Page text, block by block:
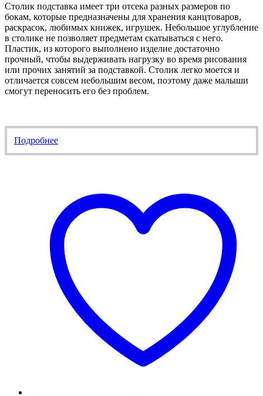
Столик подставка имеет три отсека разных размеров по
бокам, которые предназначены для хранения канцтоваров,
раскрасок, любимых книжек, игрушек. Небольшое углубление
в столике не позволяет предметам скатываться с него.
Пластик, из которого выполнено изделие достаточно
прочный, чтобы выдерживать нагрузку во время рисования
или прочих занятий за подставкой. Столик легко моется и
отличается совсем небольшим весом, поэтому даже малыши
смогут переносить его без проблем.
Подробнее